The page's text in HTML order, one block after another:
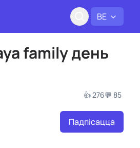
BE
family день
👍 276💬 85
Падпісацца